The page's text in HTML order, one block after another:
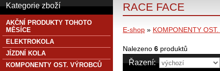
RACE FACE
E-shop » KOMPONENTY
Nalezeno 6 produktů
Řazení:
Kategorie zboží
AKČNÍ PRODUKTY TOHOTO
MĚSÍCE
ELEKTROKOLA
JÍZDNÍ KOLA
KOMPONENTY OST. VÝROBCŮ